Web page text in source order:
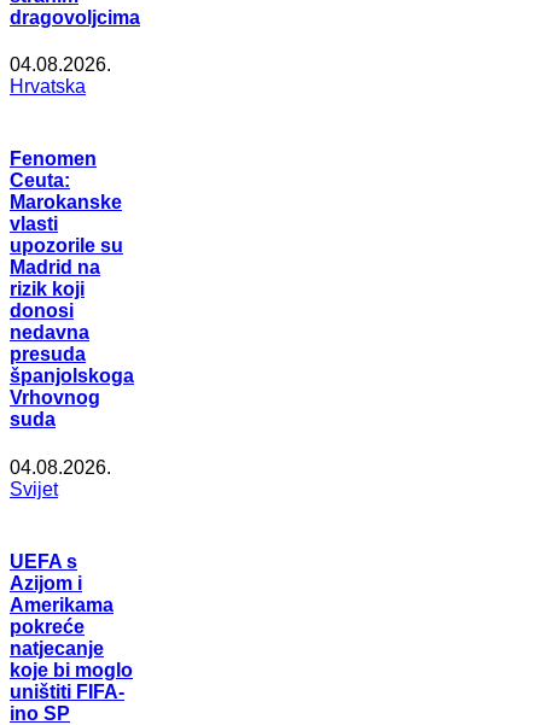
dragovoljcima
04.08.2026.
Hrvatska
Fenomen
Ceuta:
Marokanske
vlasti
upozorile su
Madrid na
rizik koji
donosi
nedavna
presuda
španjolskoga
Vrhovnog
suda
04.08.2026.
Svijet
UEFA s
Azijom i
Amerikama
pokreće
natjecanje
koje bi moglo
uništiti FIFA-
ino SP